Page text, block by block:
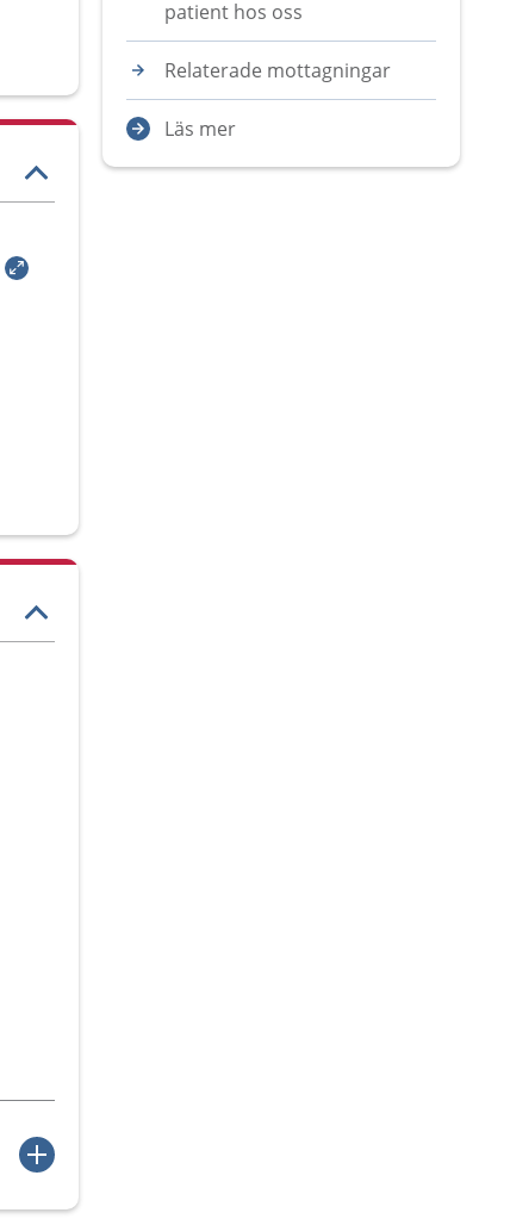
patient hos oss
Relaterade mottagningar
Läs mer